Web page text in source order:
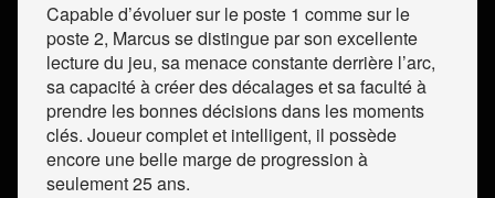
Capable d’évoluer sur le poste 1 comme sur le
poste 2, Marcus se distingue par son excellente
lecture du jeu, sa menace constante derrière l’arc,
sa capacité à créer des décalages et sa faculté à
prendre les bonnes décisions dans les moments
clés. Joueur complet et intelligent, il possède
encore une belle marge de progression à
seulement 25 ans.